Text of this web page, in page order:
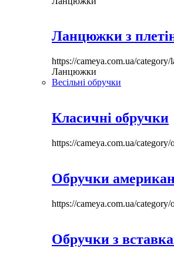
Ланцюжки з
https://cameya.com.ua/
Ланцюжки
Весільні обручки
Класичні обручки
https://cameya.com.ua/
Обручки
https://cameya.com.ua/
Обручки з